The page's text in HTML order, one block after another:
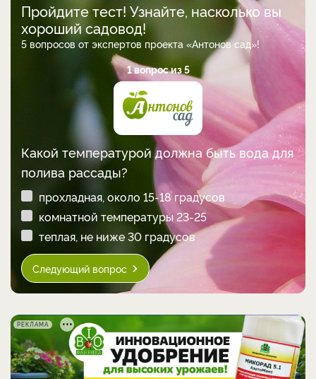
Пройдите тест! Узнайте, насколько вы
хороший садовод!
5 вопросов от экспертов проекта «Антонов сад»!
1 вопрос из 5
Какой температурой должна быть вода для
полива рассады?
прохладная, около 15-18 градусов
комнатной температуры 23-25
теплая, не ниже 30 градусов
Следующий вопрос
РЕКЛАМА